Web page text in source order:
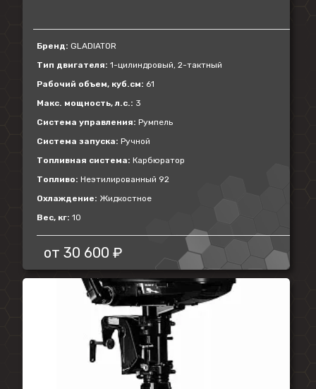
Бренд: GLADIATOR
Тип двигателя: 1-цилиндровый, 2-тактный
Рабочий объем, куб.см: 61
Макс. мощность, л.с.: 3
Система управления: Румпель
Система запуска: Ручной
Топливная система: Карбюратор
Топливо: Неэтилированный 92
Охлаждение: Жидкостное
Вес, кг: 10
от 30 600 ₽